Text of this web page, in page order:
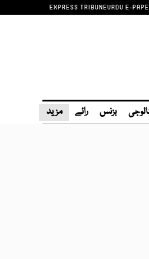
EXPRESS TRIBUNEURDU E-
بزنس رائے مزید